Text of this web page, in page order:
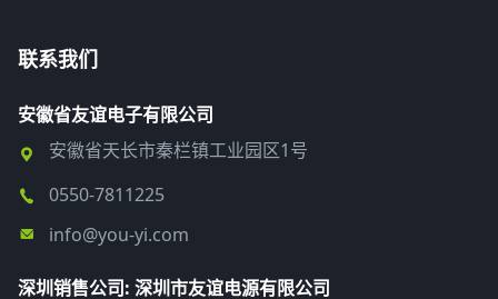
联系我们
安徽省友谊电子有限公司
安徽省天长市秦栏镇工业园区1号
0550-7811225
info@you-yi.com
深圳销售公司: 深圳市友谊电源有限公司